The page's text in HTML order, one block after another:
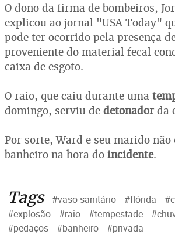
O dono da firma de bombeiros,
explicou ao jornal "USA Today"
pode ter ocorrido pela presença
proveniente do material fecal
caixa de esgoto.
O raio, que caiu durante uma
domingo, serviu de detonador da
Por sorte, Ward e seu marido não
banheiro na hora do incidente.
Tags #vaso sanitário #flórida
#explosão
#raio #tempestade
#pedaços
#banheiro #privada